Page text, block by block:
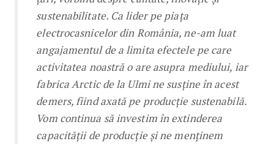
sustenabilitate. Ca lider pe piața
electrocasnicelor din România, ne-am luat
angajamentul de a limita efectele pe care
activitatea noastră o are asupra mediului, iar
fabrica Arctic de la Ulmi ne susține în acest
demers, fiind axată pe producție sustenabilă.
Vom continua să investim în extinderea
capacității de producție și ne menținem